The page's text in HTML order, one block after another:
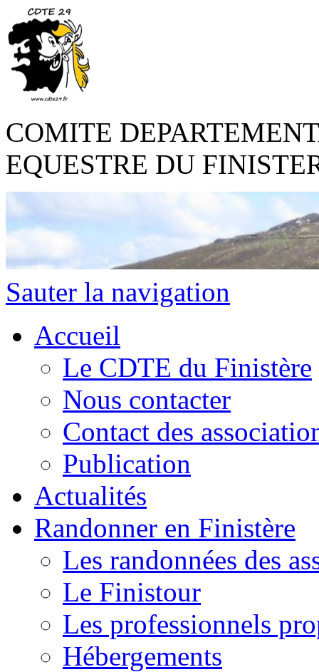
COMITE
EQUESTRE DU
Sauter la navigation
Accueil
Le CDTE du Finistère
Nous contacter
Contact des
Publication
Actualités
Randonner en Finistère
Les randonnées des
Le Finistour
Les professionnels
Hébergements